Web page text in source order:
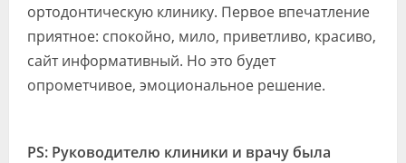
ортодонтическую клинику. Первое впечатление
приятное: спокойно, мило, приветливо, красиво,
сайт информативный. Но это будет
опрометчивое, эмоциональное решение.
PS: Руководителю клиники и врачу была